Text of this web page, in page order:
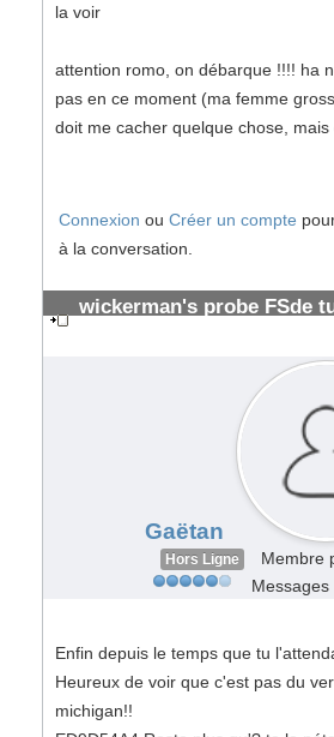
la voir
attention romo, on débarque !!!! ha
pas en ce moment (ma femme
doit me cacher quelque chose, mais
Connexion ou Créer un compte
à la conversation.
wickerman's probe FSde
Gaëtan
Hors Ligne
Membre
Messages
Enfin depuis le temps que tu
Heureux de voir que c'est pas du
michigan!!